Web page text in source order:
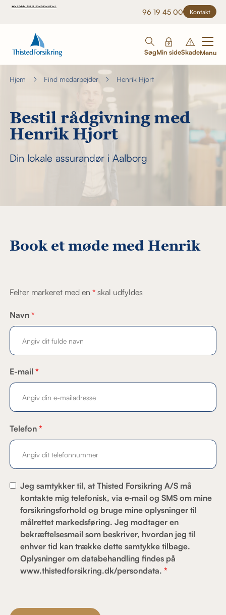
96 19 45 00 Kontakt
SøgMin sideSkadeMenu
Hjem Find medarbejder Henrik Hjort
Bestil rådgivning med
Henrik Hjort
Din lokale assurandør i Aalborg
Book et møde med Henrik
Felter markeret med en* skal udfyldes
Navn*
E-mail*
Telefon*
Jeg samtykker til, at Thisted Forsikring A/S må
kontakte mig telefonisk, via e‑mail og SMS om mine
forsikringsforhold og bruge mine oplysninger til
målrettet markedsføring. Jeg modtager en
bekræftelsesmail som beskriver, hvordan jeg til
enhver tid kan trække dette samtykke tilbage.
Oplysninger om databehandling findes på
www.thistedforsikring.dk/persondata.*